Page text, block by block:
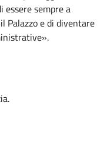
essere sempre a
Palazzo e di diventare